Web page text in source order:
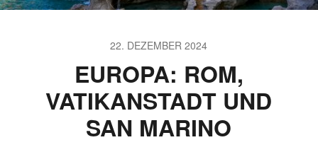
22. DEZEMBER 2024
EUROPA: ROM,
VATIKANSTADT UND
SAN MARINO